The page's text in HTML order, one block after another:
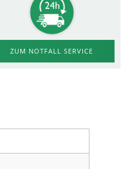
ZUM NOTFALL SERVICE